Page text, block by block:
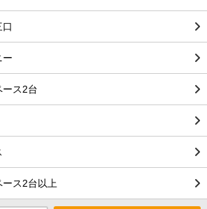
ー
ス2台
ス2台以上